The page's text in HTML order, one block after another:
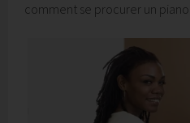
comment se procurer un piano